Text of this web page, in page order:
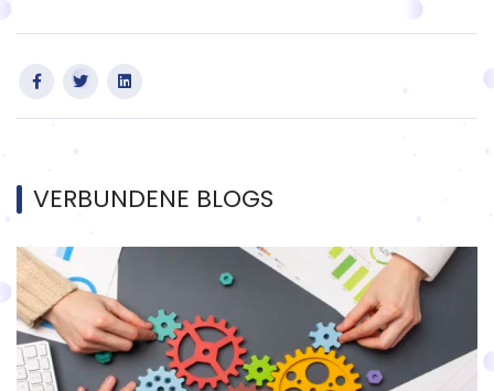
VERBUNDENE BLOGS